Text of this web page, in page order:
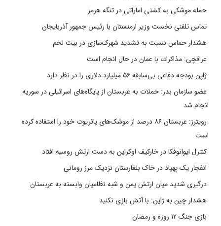
حمله موشکی به کشتی اماراتی در تنگه هرمز
تماس تلفنی نخست وزیر ارمنستان با رئیس جمهور آذربایجان
هشدار حماس نسبت به تشدید شهرک‌سازی در بیت‌ لحم
عراقچی: مذاکرات با عمان در حال انجام است
ژاپن بودجه دفاعی بی‌سابقه ۵۶ میلیارد دلاری را در نظر دارد
عضو سازمان بدر: حملات به عربستان از پایگاه‌های اسرائیلی در سوریه
انجام شد
رویترز: عربستان ۸۶ درصد از موشک‌های پاتریوت خود را استفاده کرده
است
کنترل ایوانوفکا در خارکیف اوکراین به دست ارتش روسیه افتاد
انفجار یک پهپاد در خاک بلغارستان نزدیک مرز رومانی
درگیری شدید میان ارتش یمن و شبه نظامیان وابسته به عربستان
هشدار چین به ژاپن: با آتش بازی نکنید
بازی جنگ ۱۲ روزه و رمضان